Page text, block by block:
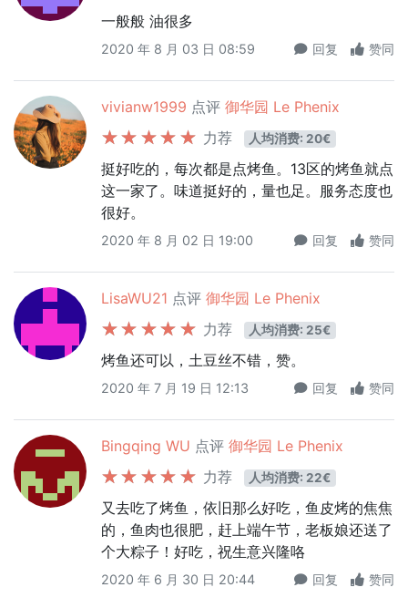
一般般 油很多
2020 年 8 月 03 日 08:59 回复 赞同
vivianw1999 点评 御华园 Le Phenix
力荐
人均消费: 20€
挺好吃的，每次都是点烤鱼。13区的烤鱼就点
这一家了。味道挺好的，量也足。服务态度也
很好。
2020 年 8 月 02 日 19:00 回复 赞同
LisaWU21 点评 御华园 Le Phenix
力荐
人均消费: 25€
烤鱼还可以，土豆丝不错，赞。
2020 年 7 月 19 日 12:13 回复 赞同
Bingqing WU 点评 御华园 Le Phenix
力荐
人均消费: 22€
又去吃了烤鱼，依旧那么好吃，鱼皮烤的焦焦
的，鱼肉也很肥，赶上端午节，老板娘还送了
个大粽子！好吃，祝生意兴隆咯
2020 年 6 月 30 日 20:44 回复 赞同